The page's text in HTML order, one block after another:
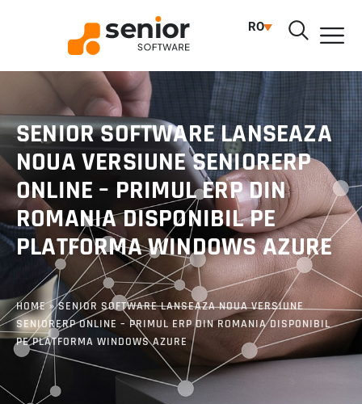
RO
SENIOR SOFTWARE LANSEAZA
NOUA VERSIUNE SENIORERP
ONLINE – PRIMUL ERP DIN
ROMANIA DISPONIBIL PE
PLATFORMA WINDOWS AZURE
HOME»SENIOR SOFTWARE LANSEAZA NOUA VERSIUNE
SENIORERP ONLINE – PRIMUL ERP DIN ROMANIA DISPONIBIL
PE PLATFORMA WINDOWS AZURE